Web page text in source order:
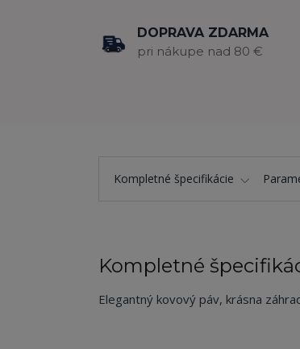
DOPRAVA ZDARMA
pri nákupe nad 80 €
Kompletné špecifikácie
Kompletné
Elegantný kovový páv, krásna